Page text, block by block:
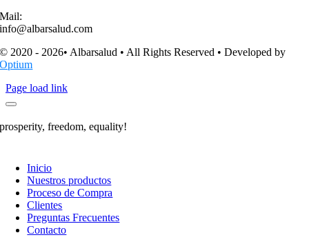
Mail:
info@albarsalud.com
© 2020 - 2026• Albarsalud • All Rights Reserved • Developed by
Optium
Page load link
prosperity, freedom, equality!
Inicio
Nuestros productos
Proceso de Compra
Clientes
Preguntas Frecuentes
Contacto